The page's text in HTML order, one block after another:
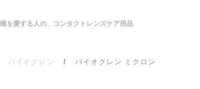
瞳を愛する人の、コンタクトレンズケア用品
バイオクレン バイオクレン ミクロン